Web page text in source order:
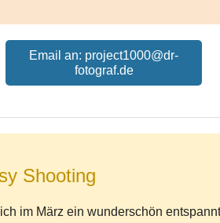
Email an: project1000@dr-
fotograf.de
Shooting
im März ein wunderschön